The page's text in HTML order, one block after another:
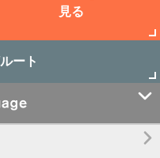
見る
ート

